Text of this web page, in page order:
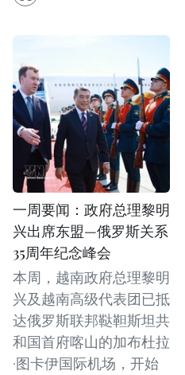
一周要闻：政府总理黎明
兴出席东盟—俄罗斯关系
35周年纪念峰会
本周，越南政府总理黎明
兴及越南高级代表团已抵
达俄罗斯联邦鞑靼斯坦共
和国首府喀山的加布杜拉
·图卡伊国际机场，开始